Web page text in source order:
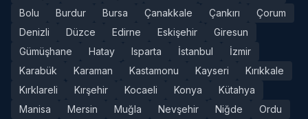
Bolu
Burdur Bursa Çanakkale Çankırı
Çorum
Denizli
Düzce Edirne Eskişehir
Giresun
Gümüşhane
Hatay Isparta İstanbul
İzmir
Karabük
Karaman Kastamonu Kayseri
Kırıkkale
Kırklareli
Kırşehir Kocaeli Konya
Kütahya
Manisa
Mersin Muğla Nevşehir Niğde Ordu